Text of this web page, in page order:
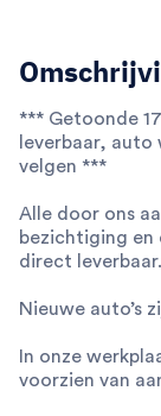
*** Getoonde
leverbaar,
velgen ***
Alle door ons
bezichtiging en
direct leverbaar.
Nieuwe auto’s
In onze
voorzien van